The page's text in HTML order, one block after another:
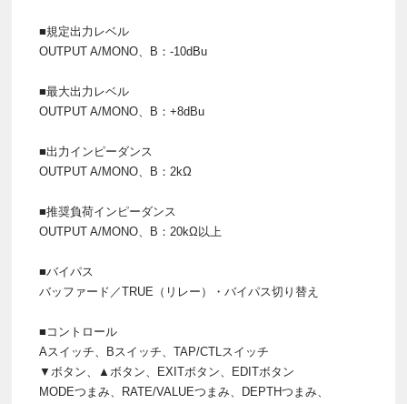
■規定出力レベル
OUTPUT A/MONO、B：-10dBu
■最大出力レベル
OUTPUT A/MONO、B：+8dBu
■出力インピーダンス
OUTPUT A/MONO、B：2kΩ
■推奨負荷インピーダンス
OUTPUT A/MONO、B：20kΩ以上
■バイパス
バッファード／TRUE（リレー）・バイパス切り替え
■コントロール
Aスイッチ、Bスイッチ、TAP/CTLスイッチ
▼ボタン、▲ボタン、EXITボタン、EDITボタン
MODEつまみ、RATE/VALUEつまみ、DEPTHつまみ、